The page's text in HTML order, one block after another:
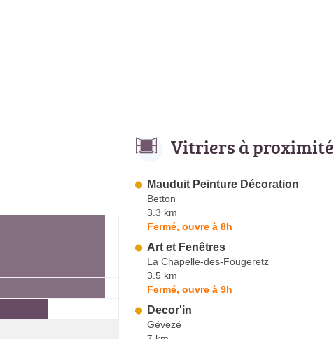
Vitriers à proximité
Mauduit Peinture Décoration
Betton
3.3 km
Fermé, ouvre à 8h
Art et Fenêtres
La Chapelle-des-Fougeretz
3.5 km
Fermé, ouvre à 9h
Decor'in
Gévezé